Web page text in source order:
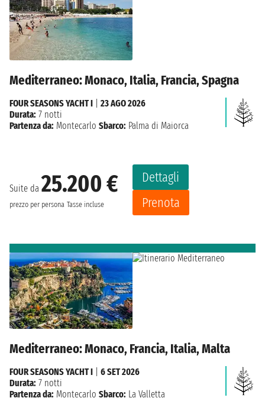
Mediterraneo: Monaco, Italia, Francia, Spagna
Suite da 25.200 €
prezzo per persona Tasse incluse
Dettagli
Prenota
FOUR SEASONS YACHT I
23 AGO 2026
Durata: 7 notti
Partenza da: Montecarlo Sbarco: Palma di Maiorca
Mediterraneo: Monaco, Francia, Italia, Malta
FOUR SEASONS YACHT I
6 SET 2026
Durata: 7 notti
Partenza da: Montecarlo Sbarco: La Valletta